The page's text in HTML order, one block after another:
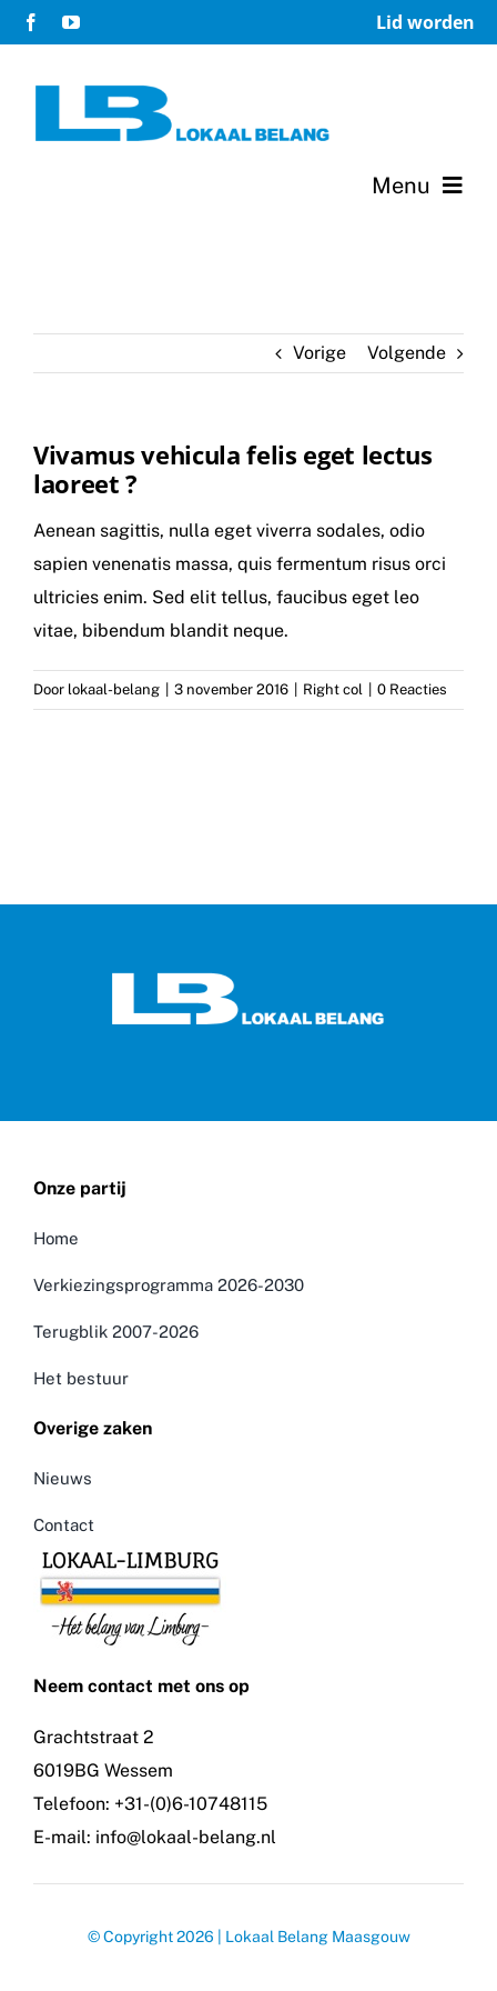
naar
inhoud
Lid worden
Menu
Het bestuur
Vorige Volgende
Vivamus vehicula felis eget lectus
laoreet ?
Aenean sagittis, nulla eget viverra sodales, odio
sapien venenatis massa, quis fermentum risus orci
ultricies enim. Sed elit tellus, faucibus eget leo
vitae, bibendum blandit neque.
Door lokaal-belang | 3 november 2016 | Right col | 0 Reacties
Onze partij
Home
Verkiezingsprogramma 2026-2030
Terugblik 2007-2026
Het bestuur
Overige zaken
Nieuws
Contact
Neem contact met ons op
Grachtstraat 2
6019BG Wessem
Telefoon: +31-(0)6-10748115
E-mail: info@lokaal-belang.nl
© Copyright 2026 | Lokaal Belang Maasgouw